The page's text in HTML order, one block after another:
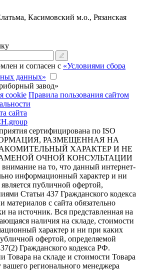
Касимовский м.о., Рязанская
и согласен с «Условиями сбора
данных»
завод»
cookie Правила пользования сайтом
сайта
сертифицирована по ISO
РАЗМЕЩЕННАЯ НА
ХАРАКТЕР И НЕ
ОЧНОЙ КОНСУЛЬТАЦИИ
на то, что данный интернет-
информационный характер и ни
публичной офертой,
Статьи 437 Гражданского кодекса
с сайта обязательно
на источник. Вся представленная на
наличия на складе, стоимости
характер и ни при каких
офертой, определяемой
Гражданского кодекса РФ.
на складе и стоимости Товара
регионального менеджера